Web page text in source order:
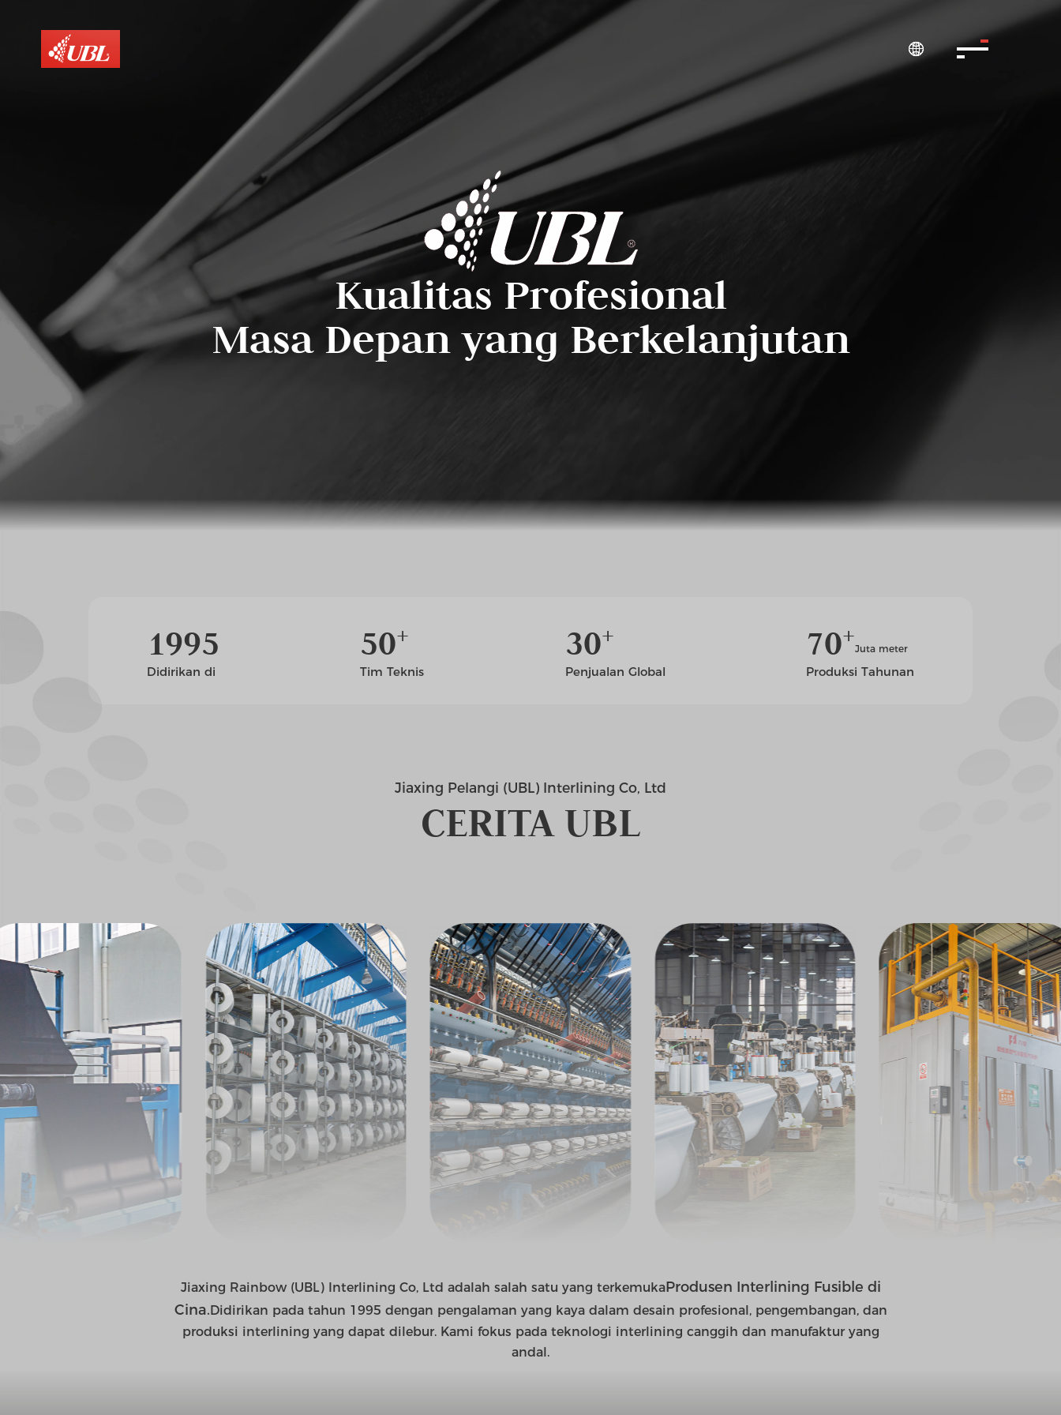

Kualitas Profesional
Masa Depan yang Berkelanjutan
1995
Didirikan di
50+
Tim Teknis
30+
Penjualan Global
70+Juta meter
Produksi Tahunan
Jiaxing Pelangi (UBL) Interlining Co, Ltd
CERITA UBL
Jiaxing Rainbow (UBL) Interlining Co, Ltd adalah salah satu yang terkemukaProdusen Interlining Fusible di
Cina.Didirikan pada tahun 1995 dengan pengalaman yang kaya dalam desain profesional, pengembangan, dan
produksi interlining yang dapat dilebur. Kami fokus pada teknologi interlining canggih dan manufaktur yang
andal.